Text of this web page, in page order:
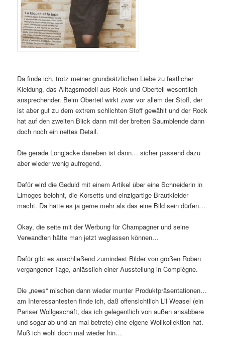
Da finde ich, trotz meiner grundsätzlichen Liebe zu festlicher
Kleidung, das Alltagsmodell aus Rock und Oberteil wesentlich
ansprechender. Beim Oberteil wirkt zwar vor allem der Stoff, der
ist aber gut zu dem extrem schlichten Stoff gewählt und der Rock
hat auf den zweiten Blick dann mit der breiten Saumblende dann
doch noch ein nettes Detail.
Die gerade Longjacke daneben ist dann… sicher passend dazu
aber wieder wenig aufregend.
Dafür wird die Geduld mit einem Artikel über eine Schneiderin in
Limoges belohnt, die Korsetts und einzigartige Brautkleider
macht. Da hätte es ja gerne mehr als das eine Bild sein dürfen…
Okay, die seite mit der Werbung für Champagner und seine
Verwandten hätte man jetzt weglassen können…
Dafür gibt es anschließend zumindest Bilder von großen Roben
vergangener Tage, anlässlich einer Ausstellung in Compiègne.
Die „news“ mischen dann wieder munter Produktpräsentationen…
am Interessantesten finde ich, daß offensichtlich Lil Weasel (ein
Pariser Wollgeschäft, das ich gelegentlich von außen ansabbere
und sogar ab und an mal betrete) eine eigene Wollkollektion hat.
Muß ich wohl doch mal wieder hin…